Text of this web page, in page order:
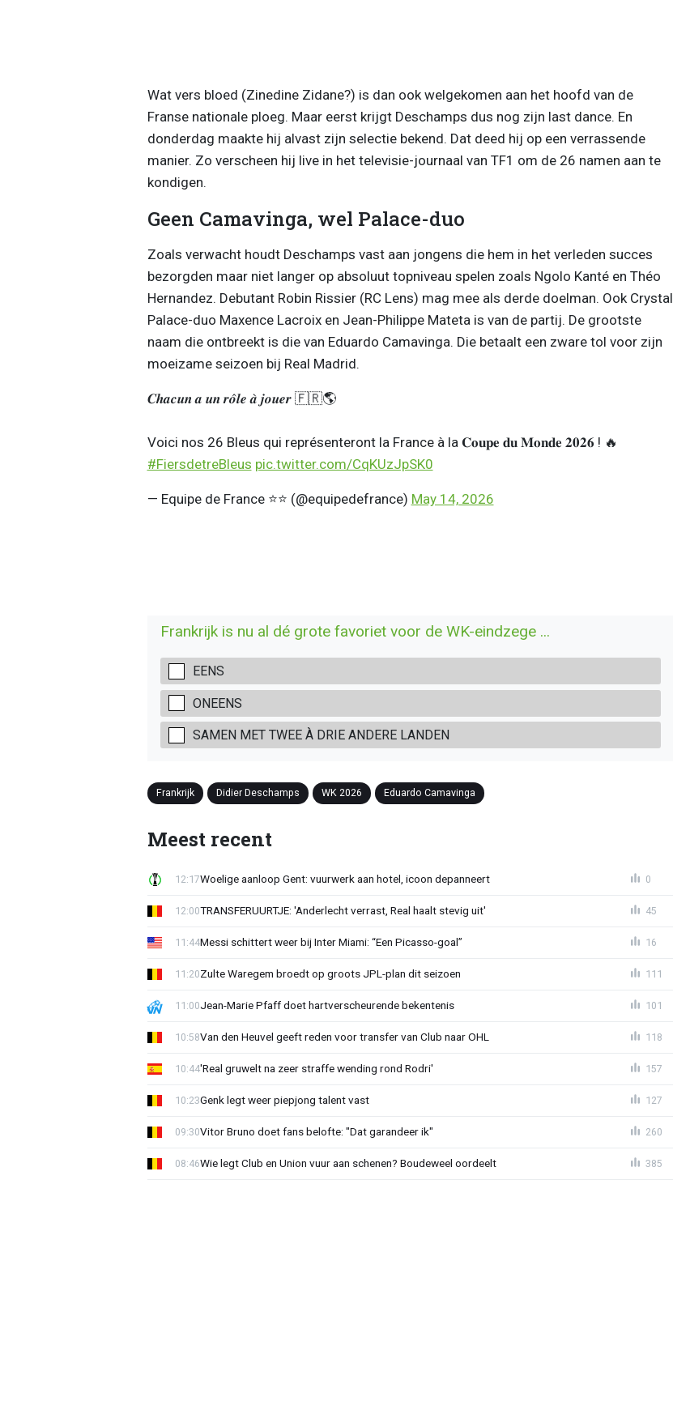
Wat vers bloed (Zinedine Zidane?) is dan ook welgekomen aan het hoofd van de
Franse nationale ploeg. Maar eerst krijgt Deschamps dus nog zijn last dance. En
donderdag maakte hij alvast zijn selectie bekend. Dat deed hij op een verrassende
manier. Zo verscheen hij live in het televisie-journaal van TF1 om de 26 namen aan te
kondigen.
Geen Camavinga, wel Palace-duo
Zoals verwacht houdt Deschamps vast aan jongens die hem in het verleden succes
bezorgden maar niet langer op absoluut topniveau spelen zoals Ngolo Kanté en Théo
Hernandez. Debutant Robin Rissier (RC Lens) mag mee als derde doelman. Ook Crystal
Palace-duo Maxence Lacroix en Jean-Philippe Mateta is van de partij. De grootste
naam die ontbreekt is die van Eduardo Camavinga. Die betaalt een zware tol voor zijn
moeizame seizoen bij Real Madrid.
𝑪𝒉𝒂𝒄𝒖𝒏 𝒂 𝒖𝒏 𝒓𝒐̂𝒍𝒆 𝒂̀ 𝒋𝒐𝒖𝒆𝒓 🇫🇷🌎
Voici nos 26 Bleus qui représenteront la France à la 𝐂𝐨𝐮𝐩𝐞 𝐝𝐮 𝐌𝐨𝐧𝐝𝐞 𝟐𝟎𝟐𝟔 ! 🔥
#FiersdetreBleus pic.twitter.com/CqKUzJpSK0
— Equipe de France ⭐⭐ (@equipedefrance) May 14, 2026
Frankrijk is nu al dé grote favoriet voor de WK-eindzege ...
EENS
ONEENS
SAMEN MET TWEE À DRIE ANDERE LANDEN
Frankrijk Didier Deschamps WK 2026 Eduardo Camavinga
Meest recent
Woelige aanloop Gent: vuurwerk aan hotel, icoon depanneert
12:17 0
TRANSFERUURTJE: 'Anderlecht verrast, Real haalt stevig uit'
12:00 45
Messi schittert weer bij Inter Miami: “Een Picasso-goal”
11:44 16
Zulte Waregem broedt op groots JPL-plan dit seizoen
11:20 111
Jean-Marie Pfaff doet hartverscheurende bekentenis
11:00 101
Van den Heuvel geeft reden voor transfer van Club naar OHL
10:58 118
'Real gruwelt na zeer straffe wending rond Rodri'
10:44 157
Genk legt weer piepjong talent vast
10:23 127
Vitor Bruno doet fans belofte: "Dat garandeer ik"
09:30 260
Wie legt Club en Union vuur aan schenen? Boudeweel oordeelt
08:46 385